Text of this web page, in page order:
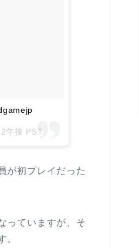
午後 PST
が初プレイだった
っていますが、そ
。